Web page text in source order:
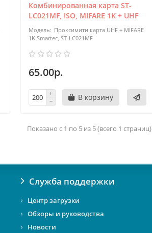
Комбинированная карта ST-
LC021MF, ISO, MIFARE 1K + UHF
Проксимити карта UHF + MIFARE
1K Smartec, ST-LC021MF
65.00р.
В корзину
Показано с 1 по 5 из 5 (всего 1 страниц)
Служба поддержки
Центр загрузки
Обзоры и руководства
Новости